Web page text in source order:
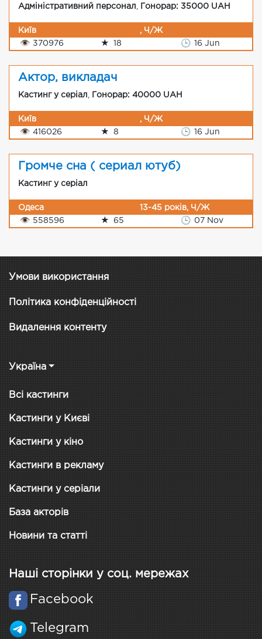
Адміністративний персонал Гонорар: 35000 UAH
Київ
, Ч/Ж
👁 370976 ★ 18 🕒 16 Jun
Актор, викладач
Кастинг у серіал Гонорар: 40000 UAH
Київ
, Ч/Ж
👁 416026 ★ 8 🕒 16 Jun
Громче сна ( сериал ютуб)
Кастинг у серіал
Одеса
13-45 років, Ч/Ж
👁 558596 ★ 65 🕒 07 Nov
Умови використання
Політика конфіденційності
Видалення контенту
Україна
Всі кастинги
Кастинги у Києві
Кастинги у кіно
Кастинги в рекламу
Кастинги у серіали
База акторів
Новини та статті
Наші сторінки у соц. мережах
Facebook
Telegram